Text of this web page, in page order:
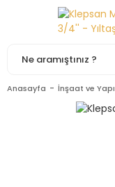
Anasayfa İnşaat ve Yapı